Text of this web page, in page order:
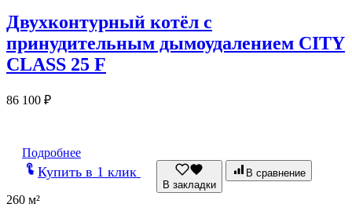
Двухконтурный котёл с
принудительным дымоудалением CITY
CLASS 25 F
86 100 ₽
Подробнее
Купить в 1 клик
В закладки
В сравнение
260 м²